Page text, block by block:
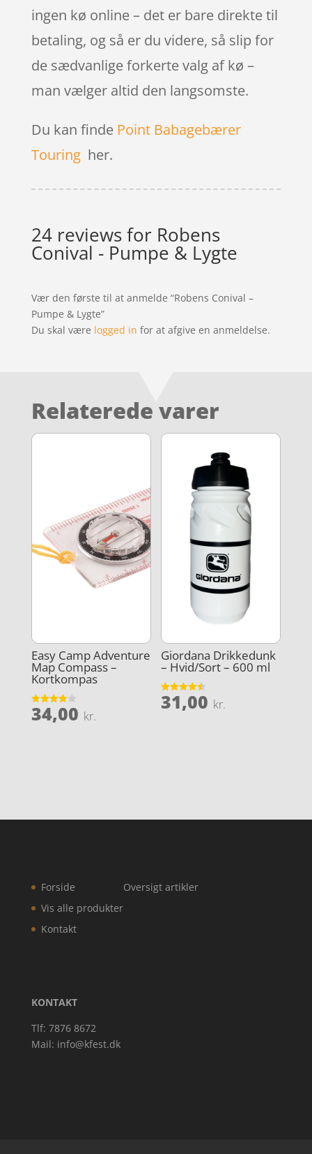
ingen kø online – det er bare direkte til
betaling, og så er du videre, så slip for
de sædvanlige forkerte valg af kø –
man vælger altid den langsomste.
Du kan finde Point Babagebærer
Touringher.
24 reviews for Robens
Conival - Pumpe & Lygte
Vær den første til at anmelde “Robens Conival –
Pumpe & Lygte”
Du skal være logged in for at afgive en anmeldelse.
Relaterede varer
Easy Camp Adventure
Map Compass –
Kortkompas
Vurderet
4
34,00 kr.
Giordana Drikkedunk
– Hvid/Sort – 600 ml
Vurderet
4.5
31,00 kr.
Forside
Vis alle produkter
Kontakt
Oversigt artikler
KONTAKT
Tlf: 7876 8672
Mail: info@kfest.dk